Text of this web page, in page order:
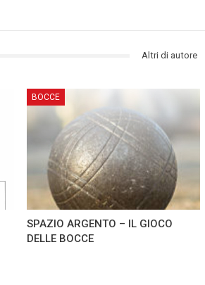
Altri di autore
BOCCE
SPAZIO ARGENTO – IL GIOCO
DELLE BOCCE